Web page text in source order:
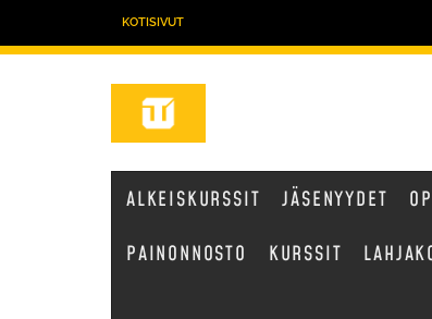
KOTISIVUT
ALKEISKURSSIT JÄSENYYDET
PAINONNOSTO
KURSSIT